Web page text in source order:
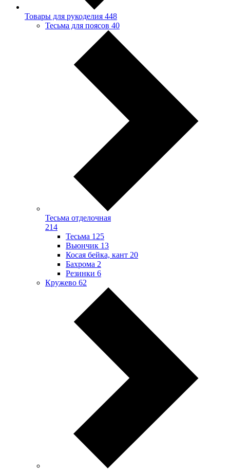
Товары для рукоделия 448
Тесьма для поясов 40
Тесьма отделочная
214
Тесьма 125
Вьюнчик 13
Косая бейка, кант 20
Бахрома 2
Резинки 6
Кружево 62